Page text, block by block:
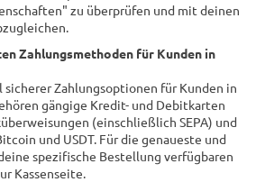
zu überprüfen und mit deinen
Zahlungsmethoden für Kunden in
Zahlungsoptionen für Kunden in
gängige Kredit- und Debitkarten
(einschließlich SEPA) und
und USDT. Für die genaueste und
spezifische Bestellung verfügbaren
Kassenseite.